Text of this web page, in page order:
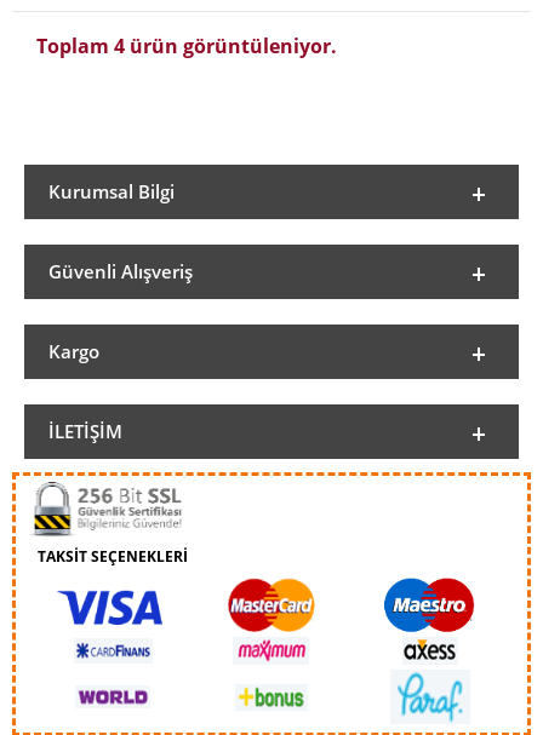
Toplam 4 ürün görüntüleniyor.
Kurumsal Bilgi
Güvenli Alışveriş
Kargo
İLETIŞIM
TAKSİT SEÇENEKLERİ